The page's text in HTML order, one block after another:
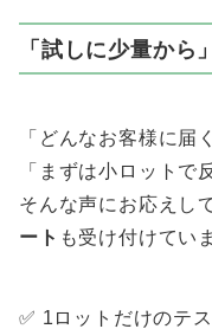
「試しに少量から
「どんなお客様に届
「まずは小ロットで
そんな声にお応えし
ート も受け付けてい
✅ 1ロットだけのテ